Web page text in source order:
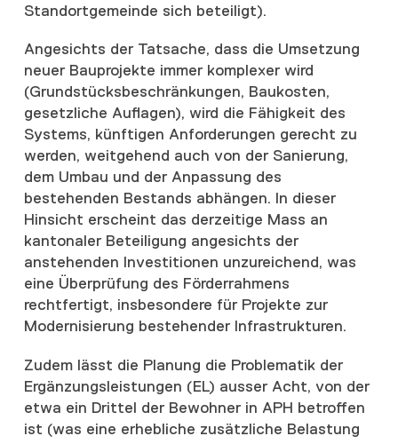
Standortgemeinde sich beteiligt).
Angesichts der Tatsache, dass die Umsetzung
neuer Bauprojekte immer komplexer wird
(Grundstücksbeschränkungen, Baukosten,
gesetzliche Auflagen), wird die Fähigkeit des
Systems, künftigen Anforderungen gerecht zu
werden, weitgehend auch von der Sanierung,
dem Umbau und der Anpassung des
bestehenden Bestands abhängen. In dieser
Hinsicht erscheint das derzeitige Mass an
kantonaler Beteiligung angesichts der
anstehenden Investitionen unzureichend, was
eine Überprüfung des Förderrahmens
rechtfertigt, insbesondere für Projekte zur
Modernisierung bestehender Infrastrukturen.
Zudem lässt die Planung die Problematik der
Ergänzungsleistungen (EL) ausser Acht, von der
etwa ein Drittel der Bewohner in APH betroffen
ist (was eine erhebliche zusätzliche Belastung